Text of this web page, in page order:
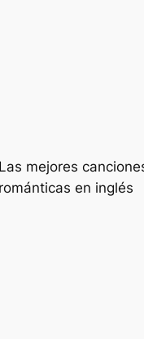
mejores
en inglés